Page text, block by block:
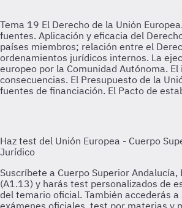
Tema 19 El Derecho de la Unión
fuentes. Aplicación y eficacia del
países miembros; relación entre el
ordenamientos jurídicos internos. La
europeo por la Comunidad Autónoma.
consecuencias. El Presupuesto de la
fuentes de financiación. El Pacto de